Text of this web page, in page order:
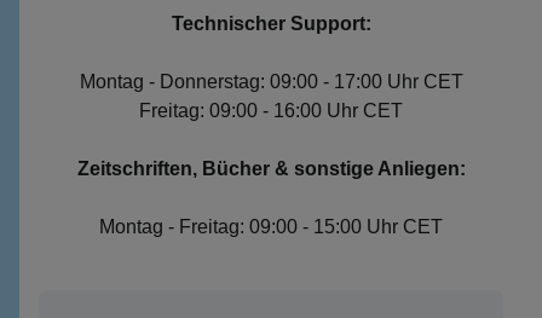
Technischer Support:
Montag - Donnerstag: 09:00 - 17:00 Uhr CET
Freitag: 09:00 - 16:00 Uhr CET
Zeitschriften, Bücher & sonstige Anliegen:
Montag - Freitag: 09:00 - 15:00 Uhr CET